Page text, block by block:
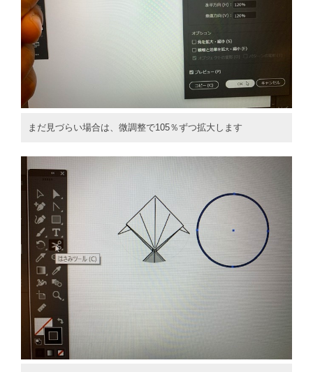
まだ見づらい場合は、微調整で105％ずつ拡大します